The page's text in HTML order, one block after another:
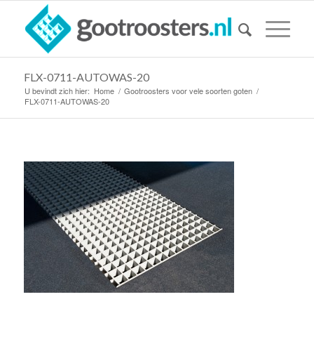
FLX-0711-AUTOWAS-20
U bevindt zich hier: Home / Gootroosters voor vele soorten goten /
FLX-0711-AUTOWAS-20